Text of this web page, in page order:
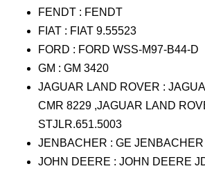
FENDT : FENDT
FIAT : FIAT 9.55523
FORD : FORD WSS-M97-B44-D
GM : GM 3420
JAGUAR LAND ROVER :
CMR 8229 ,JAGUAR LAND
STJLR.651.5003
JENBACHER : GE
JOHN DEERE : JOHN DEERE